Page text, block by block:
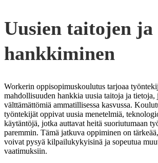
Uusien taitojen
hankkiminen
Workerin oppisopimuskoulutus tarjoaa
mahdollisuuden hankkia uusia taitoja ja tietoja,
välttämättömiä ammatillisessa kasvussa.
työntekijät oppivat uusia menetelmiä,
käytäntöjä, jotka auttavat heitä suoriutumaan
paremmin. Tämä jatkuva oppiminen on
voivat pysyä kilpailukykyisinä ja sopeutua
vaatimuksiin.